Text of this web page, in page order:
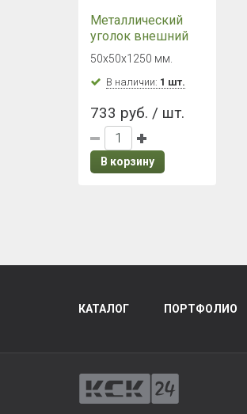
Металлический
уголок внешний
HAUBERK с
посыпкой
Песчаный
50х50х1250 мм.
В наличии: 1 шт.
733 руб. / шт.
В корзину
КАТАЛОГ ПОРТФОЛИО